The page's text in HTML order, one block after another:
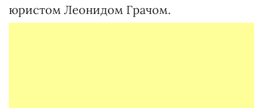
юристом Леонидом Грачом.